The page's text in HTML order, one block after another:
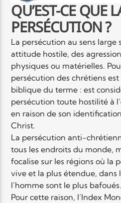
Elyon Rhema
Elyon Hits
Elyon Kids
QU’EST-CE QUE
PERSÉCUTION ?
La persécution au sens
attitude hostile, des
physiques ou matérielles.
persécution des chrétiens
biblique du terme : est
persécution toute hostilité à
en raison de son
Christ.
La persécution anti-
tous les endroits du monde,
focalise sur les régions où la
vive et la plus étendue, dans
l’homme sont le plus bafoués.
Pour cette raison, l’Index